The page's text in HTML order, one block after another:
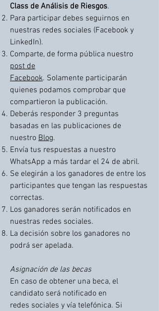
Class de Análisis de Riesgos.
Para participar debes seguirnos en
nuestras redes sociales (Facebook y
LinkedIn).
Comparte, de forma pública nuestro
post de
Facebook. Solamente participarán
quienes podamos comprobar que
compartieron la publicación.
Deberás responder 3 preguntas
basadas en las publicaciones de
nuestro Blog.
Envía tus respuestas a nuestro
WhatsApp a más tardar el 24 de abril.
Se elegirán a los ganadores de entre los
participantes que tengan las respuestas
correctas.
Los ganadores serán notificados en
nuestras redes sociales.
La decisión sobre los ganadores no
podrá ser apelada.
Asignación de las becas
En caso de obtener una beca, el
candidato será notificado en
redes sociales y vía telefónica. Si